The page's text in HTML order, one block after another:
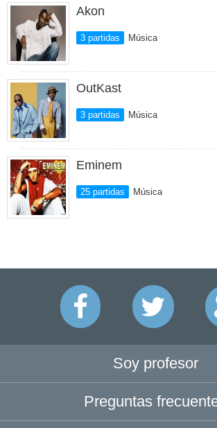
Akon
3 partidas Música
OutKast
3 partidas Música
Eminem
25 partidas Música
Soy profesor
Preguntas